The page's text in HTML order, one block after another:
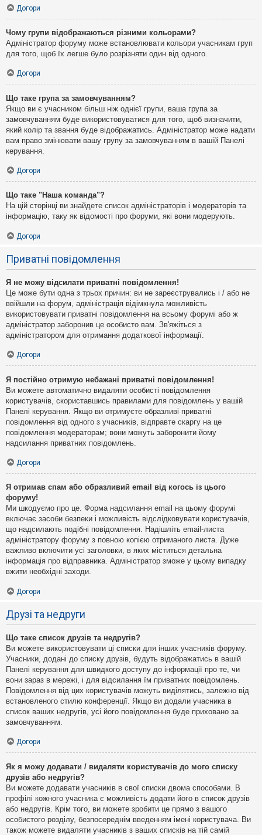
Догори
Чому групи відображаються різними кольорами?
Адміністратор форуму може встановлювати кольори учасникам груп
для того, щоб їх легше було розрізняти один від одного.
Догори
Що таке група за замовчуванням?
Якщо ви є учасником більш ніж однієї групи, ваша група за
замовчуванням буде використовуватися для того, щоб визначити,
який колір та звання буде відображатись. Адміністратор може надати
вам право змінювати вашу групу за замовчуванням в вашій Панелі
керування.
Догори
Що таке "Наша команда"?
На цій сторінці ви знайдете список адміністраторів і модераторів та
інформацію, таку як відомості про форуми, які вони модерують.
Догори
Приватні повідомлення
Я не можу відсилати приватні повідомлення!
Це може бути одна з трьох причин: ви не зареєструвались і / або не
ввійшли на форум, адміністрація відімкнула можливість
використовувати приватні повідомлення на всьому форумі або ж
адміністратор заборонив це особисто вам. Зв'яжіться з
адміністратором для отримання додаткової інформації.
Догори
Я постійно отримую небажані приватні повідомлення!
Ви можете автоматично видаляти особисті повідомлення
користувачів, скориставшись правилами для повідомлень у вашій
Панелі керування. Якщо ви отримуєте образливі приватні
повідомлення від одного з учасників, відправте скаргу на це
повідомлення модераторам; вони можуть заборонити йому
надсилання приватних повідомлень.
Догори
Я отримав спам або образливий email від когось із цього
форуму!
Ми шкодуємо про це. Форма надсилання email на цьому форумі
включає засоби безпеки і можливість відслідковувати користувачів,
що надсилають подібні повідомлення. Надішліть email-листа
адміністратору форуму з повною копією отриманого листа. Дуже
важливо включити усі заголовки, в яких міститься детальна
інформація про відправника. Адміністратор зможе у цьому випадку
вжити необхідні заходи.
Догори
Друзі та недруги
Що таке список друзів та недругів?
Ви можете використовувати ці списки для інших учасників форуму.
Учасники, додані до списку друзів, будуть відображатись в вашій
Панелі керування для швидкого доступу до інформації про те, чи
вони зараз в мережі, і для відсилання їм приватних повідомлень.
Повідомлення від цих користувачів можуть виділятись, залежно від
встановленого стилю конференції. Якщо ви додали учасника в
список ваших недругів, усі його повідомлення буде приховано за
замовчуванням.
Догори
Як я можу додавати / видаляти користувачів до мого списку
друзів або недругів?
Ви можете додавати учасників в свої списки двома способами. В
профілі кожного учасника є можливість додати його в список друзів
або недругів. Крім того, ви можете зробити це прямо з вашого
особистого розділу, безпосереднім введенням імені користувача. Ви
також можете видаляти учасників з ваших списків на тій самій